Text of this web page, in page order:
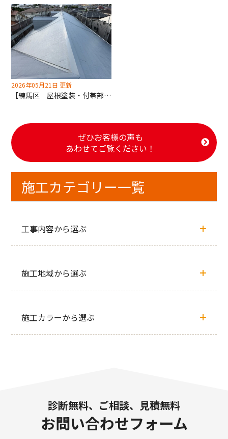
2026年05月21日 更新
【練馬区 屋根塗装・付帯部塗装工事】共有部もしっかりリフォーム！入居したくなるアパートへ！
ぜひお客様の声も
あわせてご覧ください！
施工カテゴリー一覧
工事内容から選ぶ
施工地域から選ぶ
施工カラーから選ぶ
診断無料、ご相談、見積無料
お問い合わせフォーム